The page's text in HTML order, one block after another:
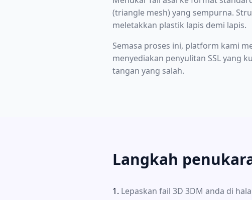
(triangle mesh) yang sempurna.
meletakkan plastik lapis demi lapis.
Semasa proses ini, platform kami
menyediakan penyulitan SSL yang
tangan yang salah.
Langkah
Lepaskan fail 3D 3DM anda di